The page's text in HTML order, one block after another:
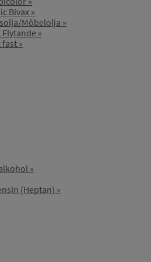
Bivax
Möbelolja
Flytande
fast
(Heptan)